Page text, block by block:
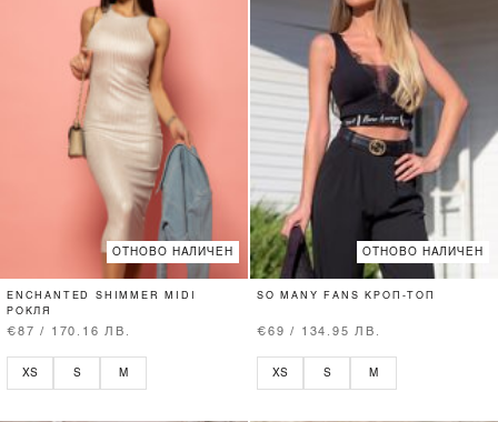
ОТНОВО НАЛИЧЕН
ENCHANTED SHIMMER MIDI
РОКЛЯ
€87 / 170.16 ЛВ.
XS S M
ОТНОВО НАЛИЧЕН
SO MANY FANS КРОП-ТОП
€69 / 134.95 ЛВ.
XS S M